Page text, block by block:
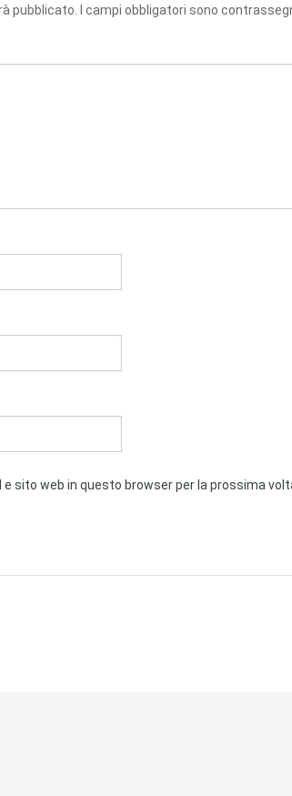
pubblicato. I campi obbligatori sono
e sito web in questo browser per la prossima